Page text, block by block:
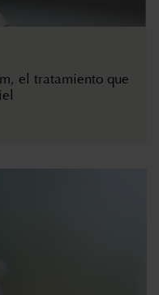
el tratamiento que